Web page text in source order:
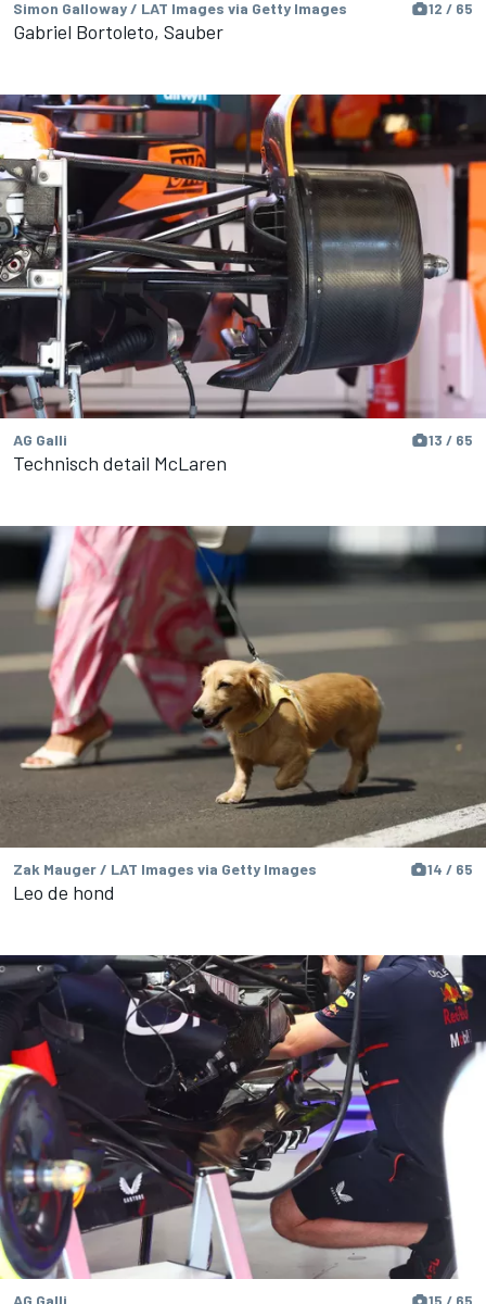
Simon Galloway / LAT Images via Getty Images 12 / 65
Gabriel Bortoleto, Sauber
AG Galli 13 / 65
Technisch detail McLaren
Zak Mauger / LAT Images via Getty Images 14 / 65
Leo de hond
AG Galli